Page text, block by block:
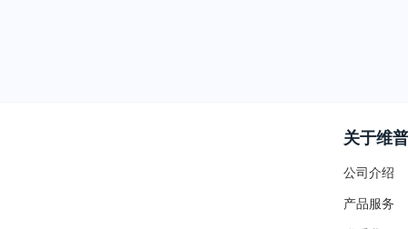
关于维普
公司介绍
产品服务